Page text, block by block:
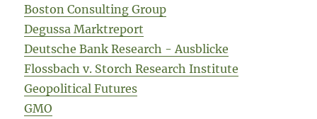
Boston Consulting Group
Degussa Marktreport
Deutsche Bank Research - Ausblicke
Flossbach v. Storch Research Institute
Geopolitical Futures
GMO